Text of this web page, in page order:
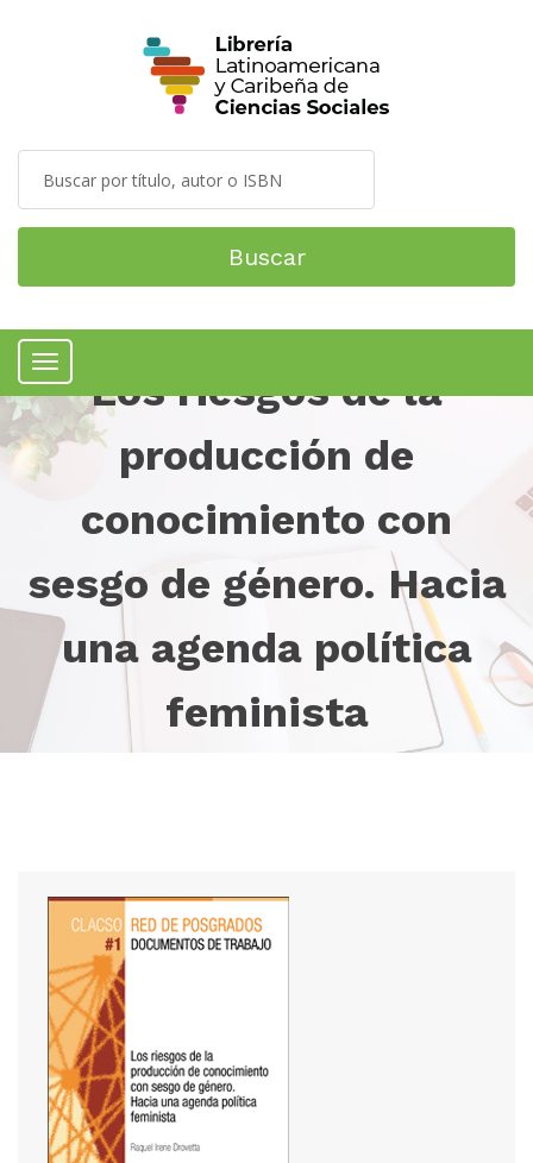
Buscar
Menú Los riesgos de la
producción de
conocimiento con
sesgo de género. Hacia
una agenda política
feminista